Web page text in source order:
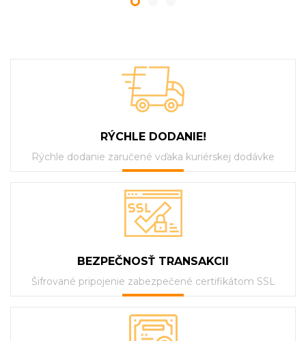
RÝCHLE DODANIE!
Rýchle dodanie zaručené vďaka kuriérskej dodávke
BEZPEČNOSŤ TRANSAKCII
Šifrované pripojenie zabezpečené certifikátom SSL